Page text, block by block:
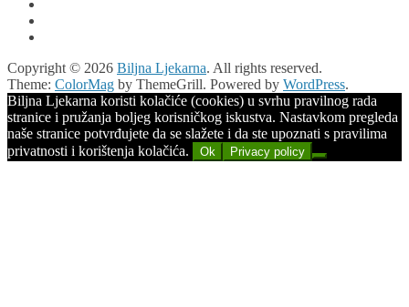
Copyright © 2026 Biljna Ljekarna. All rights reserved.
Theme: ColorMag by ThemeGrill. Powered by WordPress.
Biljna Ljekarna koristi kolačiće (cookies) u svrhu pravilnog rada
stranice i pružanja boljeg korisničkog iskustva. Nastavkom pregleda
naše stranice potvrđujete da se slažete i da ste upoznati s pravilima
privatnosti i korištenja kolačića.
Ok Privacy policy